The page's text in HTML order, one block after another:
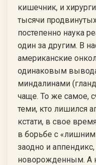
кишечник, и
тысячи
постепенно наука
один за другим. В
американские
одинаковым
миндалинами
чаще. То же самое,
теми, кто лишился
кстати, в свое
в борьбе с
заодно и
новорожденным. А